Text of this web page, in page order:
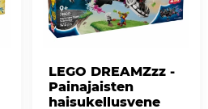
LEGO DREAMZzz -
Painajaisten
haisukellusvene